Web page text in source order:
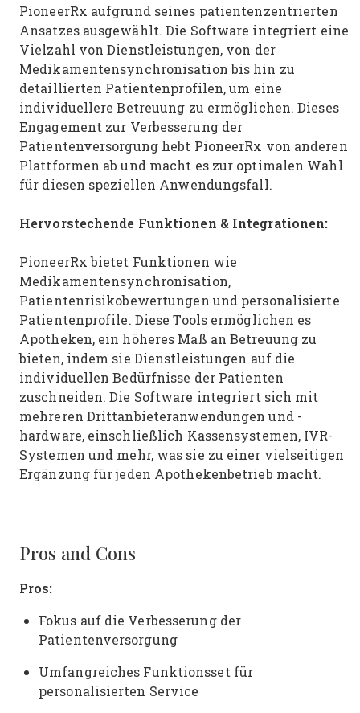
PioneerRx aufgrund seines patientenzentrierten
Ansatzes ausgewählt. Die Software integriert eine
Vielzahl von Dienstleistungen, von der
Medikamentensynchronisation bis hin zu
detaillierten Patientenprofilen, um eine
individuellere Betreuung zu ermöglichen. Dieses
Engagement zur Verbesserung der
Patientenversorgung hebt PioneerRx von anderen
Plattformen ab und macht es zur optimalen Wahl
für diesen speziellen Anwendungsfall.
Hervorstechende Funktionen & Integrationen:
PioneerRx bietet Funktionen wie
Medikamentensynchronisation,
Patientenrisikobewertungen und personalisierte
Patientenprofile. Diese Tools ermöglichen es
Apotheken, ein höheres Maß an Betreuung zu
bieten, indem sie Dienstleistungen auf die
individuellen Bedürfnisse der Patienten
zuschneiden. Die Software integriert sich mit
mehreren Drittanbieteranwendungen und -
hardware, einschließlich Kassensystemen, IVR-
Systemen und mehr, was sie zu einer vielseitigen
Ergänzung für jeden Apothekenbetrieb macht.
Pros and Cons
Pros:
Fokus auf die Verbesserung der
Patientenversorgung
Umfangreiches Funktionsset für
personalisierten Service